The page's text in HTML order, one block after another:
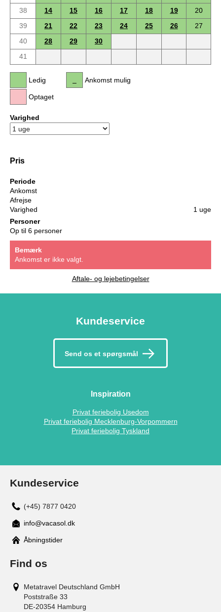
38
14 15 16 17 18 19
20
39
21 22 23 24 25 26
27
40
28 29
30
41
Ledig
Optaget
Ankomst mulig
Varighed
Pris
Periode
Ankomst
Afrejse
Varighed
1 uge
Personer
Op til 6 personer
Bemærk
Ankomst er ikke valgt.
Aftale- og lejebetingelser
Kundeservice
Send os et spørgsmål
Inspiration
Privat feriebolig Usedom
Privat feriebolig Mecklenburg-Vorpommern
Privat feriebolig Tyskland
Kundeservice
(+45) 7877 0420
info@vacasol.dk
Åbningstider
Find os
Metatravel Deutschland GmbH
Poststraße 33
DE-20354 Hamburg